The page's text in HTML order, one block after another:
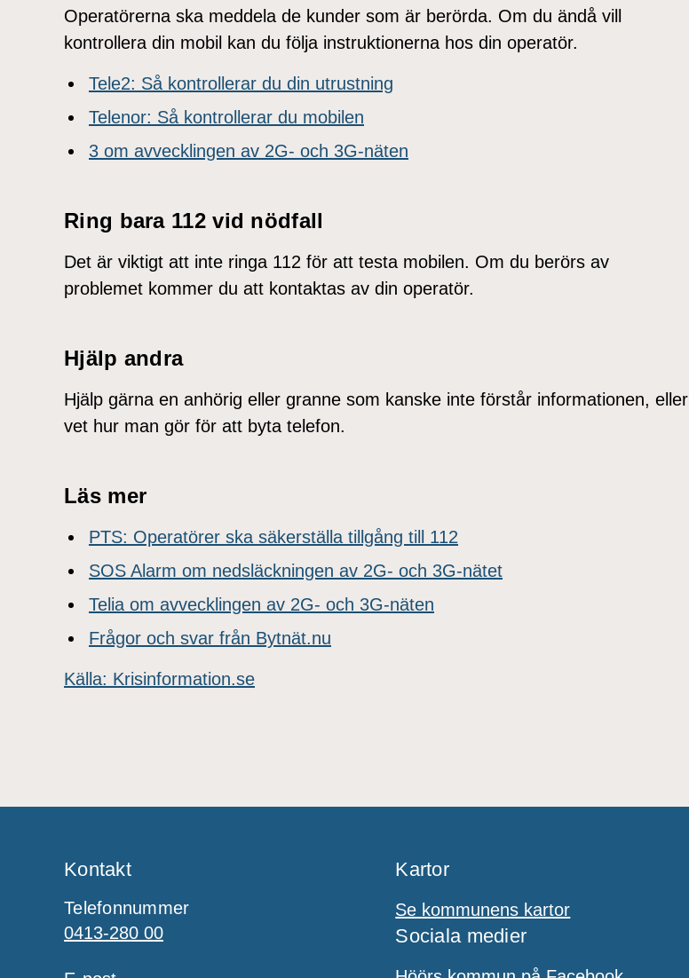
Operatörerna ska meddela de kunder som är berörda. Om du ändå vill
kontrollera din mobil kan du följa instruktionerna hos din operatör.
Tele2: Så kontrollerar du din utrustning
Telenor: Så kontrollerar du mobilen
3 om avvecklingen av 2G- och 3G-näten
Ring bara 112 vid nödfall
Det är viktigt att inte ringa 112 för att testa mobilen. Om du berörs av
problemet kommer du att kontaktas av din operatör.
Hjälp andra
Hjälp gärna en anhörig eller granne som kanske inte förstår informationen, eller
vet hur man gör för att byta telefon.
Läs mer
PTS: Operatörer ska säkerställa tillgång till 112
SOS Alarm om nedsläckningen av 2G- och 3G-nätet
Telia om avvecklingen av 2G- och 3G-näten
Frågor och svar från Bytnät.nu
Källa: Krisinformation.se
Kontakt
Telefonnummer
0413-280 00
Kartor
Se kommunens kartor
Sociala medier